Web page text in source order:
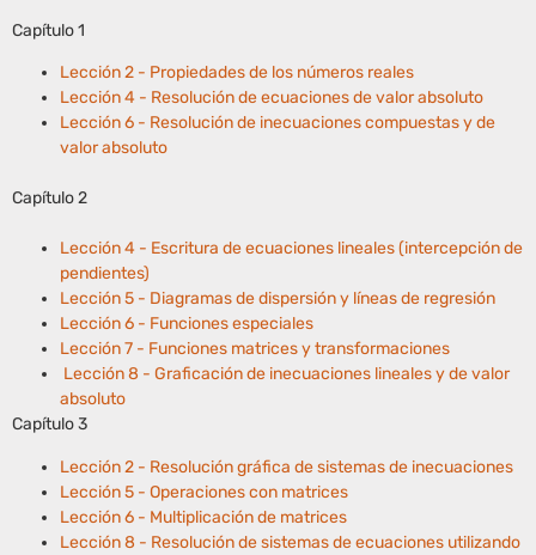
Capítulo 1
Lección 2 - Propiedades de los números reales
Lección 4 - Resolución de ecuaciones de valor absoluto
Lección 6 - Resolución de inecuaciones compuestas y de
valor absoluto
Capítulo 2
Lección 4 - Escritura de ecuaciones lineales (intercepción de
pendientes)
Lección 5 - Diagramas de dispersión y líneas de regresión
Lección 6 - Funciones especiales
Lección 7 - Funciones matrices y transformaciones
Lección 8 - Graficación de inecuaciones lineales y de valor
absoluto
Capítulo 3
Lección 2 - Resolución gráfica de sistemas de inecuaciones
Lección 5 - Operaciones con matrices
Lección 6 - Multiplicación de matrices
Lección 8 - Resolución de sistemas de ecuaciones utilizando